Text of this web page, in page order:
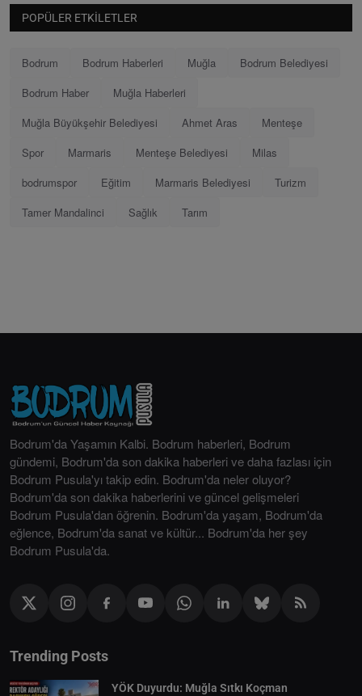
POPÜLER ETKILETLER
Bodrum Bodrum Haberleri Muğla
Bodrum Belediyesi
Bodrum Haber
Muğla Haberleri
Muğla Büyükşehir Belediyesi
Ahmet Aras
Menteşe
Spor
Marmaris Menteşe Belediyesi
Milas
bodrumspor
Eğitim Marmaris Belediyesi
Turizm
Tamer Mandalinci
Sağlık Tarım
Bodrum'da Yaşamın Kalbi. Bodrum haberleri, Bodrum
gündemi, Bodrum'da son dakika haberleri ve daha fazlası için
Bodrum Pusula'yı takip edin. Bodrum'da neler oluyor?
Bodrum'da son dakika haberlerini ve güncel gelişmeleri
Bodrum Pusula'dan öğrenin. Bodrum'da yaşam, Bodrum'da
eğlence, Bodrum'da sanat ve kültür... Bodrum'da her şey
Bodrum Pusula'da.
Trending Posts
YÖK Duyurdu: Muğla Sıtkı Koçman